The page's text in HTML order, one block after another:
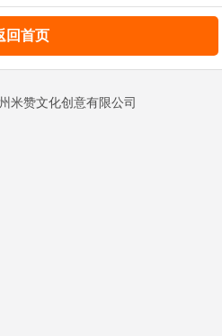
回首页
米赞文化创意有限公司